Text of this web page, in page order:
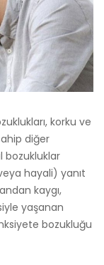
korku ve
diğer
bozukluklar
hayali) yanıt
kaygı,
yaşanan
bozukluğu